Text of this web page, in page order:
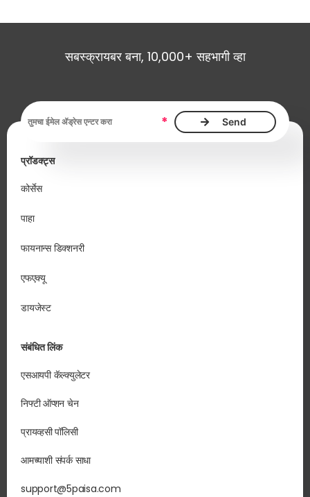
सबस्क्रायबर बना, 10,000+ सहभागी व्हा
ईमेल ॲड्रेस, आवश्यक *
प्रॉडक्ट्स
कोर्सेस
पाहा
फायनान्स डिक्शनरी
एफएक्यू
डायजेस्ट
संबंधित लिंक
एसआयपी कॅल्क्युलेटर
निफ्टी ऑप्शन चेन
प्रायव्हसी पॉलिसी
आमच्याशी संपर्क साधा
support@5paisa.com